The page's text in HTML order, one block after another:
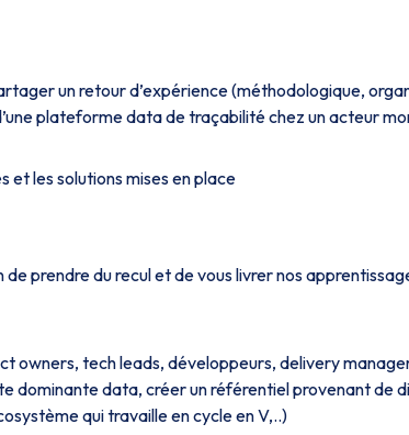
un retour d’expérience (méthodologique,
plateforme data de traçabilité chez un acteur
et les solutions mises en place
de prendre du recul et de vous livrer nos
owners, tech leads, développeurs, delivery
dominante data, créer un référentiel provenant de
qui travaille en cycle en V,..)